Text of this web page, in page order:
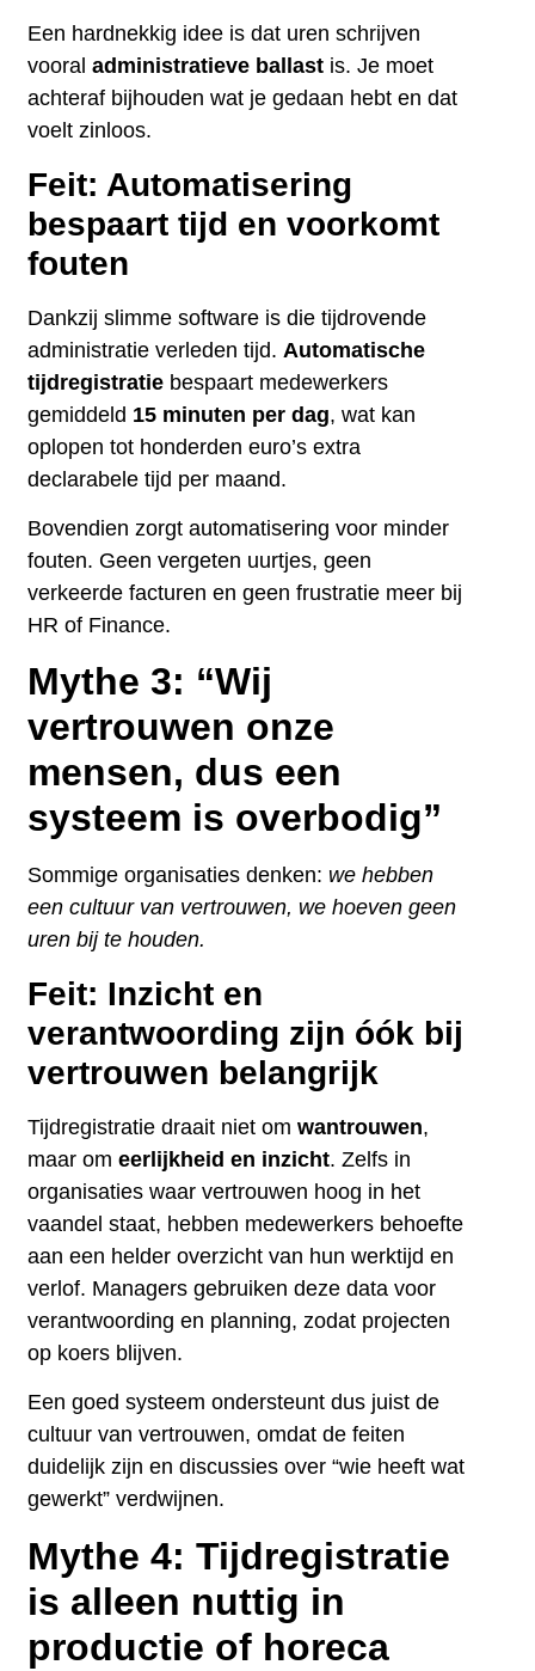
Een hardnekkig idee is dat uren schrijven
vooraladministratieve ballast is. Je moet
achteraf bijhouden wat je gedaan hebt en dat
voelt zinloos.
Feit: Automatisering
bespaart tijd en voorkomt
fouten
Dankzij slimme software is die tijdrovende
administratie verleden tijd. Automatische
tijdregistratie bespaart medewerkers
gemiddeld 15 minuten per dag, wat kan
oplopen tot honderden euro’s extra
declarabele tijd per maand.
Bovendien zorgt automatisering voor minder
fouten. Geen vergeten uurtjes, geen
verkeerde facturen en geen frustratie meer bij
HR of Finance.
Mythe 3: “Wij
vertrouwen onze
mensen, dus een
systeem is overbodig”
Sommige organisaties denken: we hebben
een cultuur van vertrouwen, we hoeven geen
uren bij te houden.
Feit: Inzicht en
verantwoording zijn óók bij
vertrouwen belangrijk
Tijdregistratie draait niet omwantrouwen,
maar omeerlijkheid en inzicht. Zelfs in
organisaties waar vertrouwen hoog in het
vaandel staat, hebben medewerkers behoefte
aan een helder overzicht van hun werktijd en
verlof. Managers gebruiken deze data voor
verantwoording en planning, zodat projecten
op koers blijven.
Een goed systeem ondersteunt dus juist de
cultuur van vertrouwen, omdat de feiten
duidelijk zijn en discussies over “wie heeft wat
gewerkt” verdwijnen.
Mythe 4: Tijdregistratie
is alleen nuttig in
productie of horeca